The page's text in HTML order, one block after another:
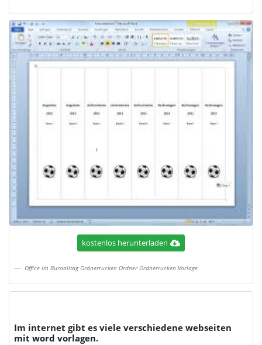
kostenlos herunterladen
Office Im Buroalltag Ordnerrucken Ordner Ordnerrucken Vorlage
Im internet gibt es viele verschiedene webseiten
mit word vorlagen.